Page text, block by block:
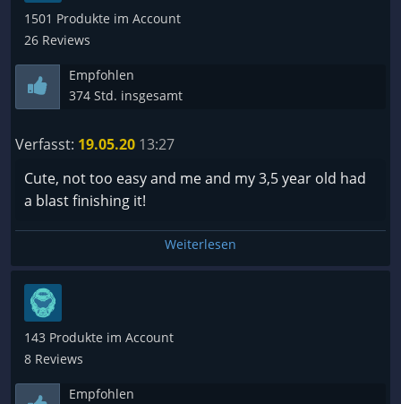
Style.
Das ist Kunst, anders kann man das nicht nennen,
hohem Niveau. Sehr liebevoll und kreativ gemacht.
Wirklich schön anzuschauen und zuzuhören. Ich
Spiel.
1501 Produkte im Account
26 Reviews
Empfohlen
374 Std. insgesamt
Verfasst: 19.05.20 13:27
Cute, not too easy and me and my 3,5 year old had
a blast finishing it!
Weiterlesen
143 Produkte im Account
8 Reviews
Empfohlen